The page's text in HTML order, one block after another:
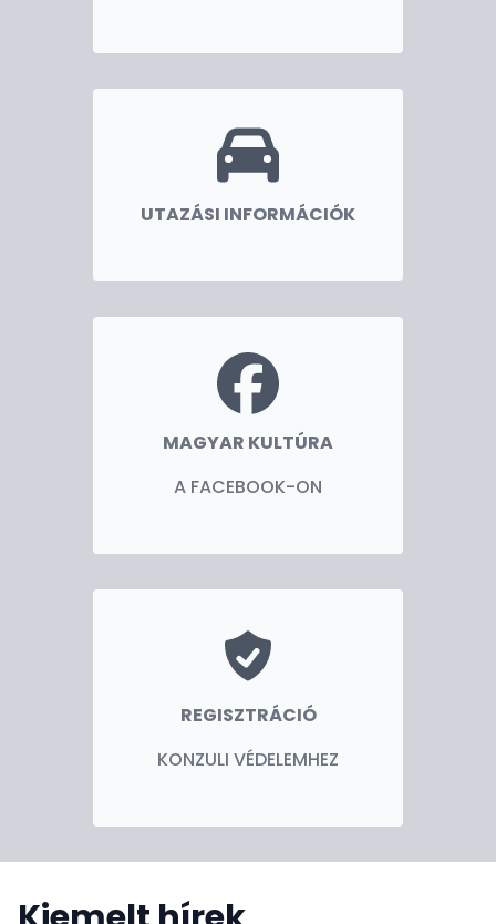
UTAZÁSI INFORMÁCIÓK
MAGYAR KULTÚRA
A FACEBOOK-ON
REGISZTRÁCIÓ
KONZULI VÉDELEMHEZ